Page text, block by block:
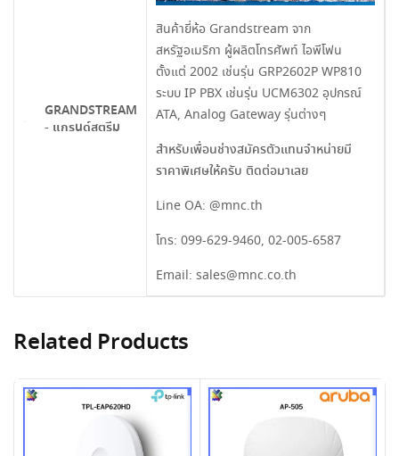
GRANDSTREAM
- แกรนด์สตรีม
สินค้ายี่ห้อ Grandstream จาก
สหรัฐอเมริกา ผู้ผลิตโทรศัพท์ ไอพีโฟน
ตั้งแต่ 2002 เช่นรุ่น GRP2602P WP810
ระบบ IP PBX เช่นรุ่น UCM6302 อุปกรณ์
ATA, Analog Gateway รุ่นต่างๆ
สำหรับเพื่อนช่างสมัครตัวแทนจำหน่ายมี
ราคาพิเศษให้ครับ ติดต่อมาเลย
Line OA: @mnc.th
โทร: 099-629-9460, 02-005-6587
Email: sales@mnc.co.th
Related Products